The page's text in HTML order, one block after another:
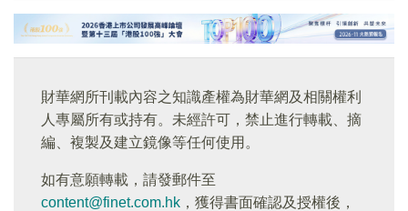
財華網所刊載內容之知識產權為財華網及相關權利
人專屬所有或持有。未經許可，禁止進行轉載、摘
編、複製及建立鏡像等任何使用。
如有意願轉載，請發郵件至
content@finet.com.hk ，獲得書面確認及授權後，